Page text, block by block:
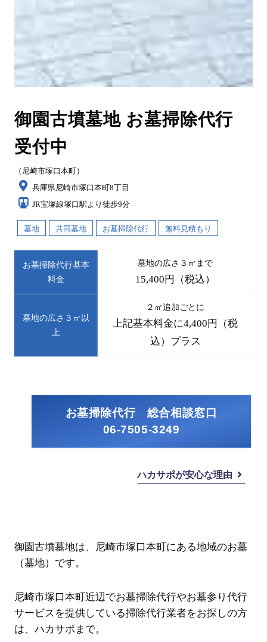
御園古墳墓地 お墓掃除代行
受付中
（尼崎市塚口本町）
兵庫県尼崎市塚口本町8丁目
JR宝塚線塚口駅より徒歩9分
墓地 共同墓地 お墓掃除代行 無料見積もり
お墓掃除代行基本
料金
墓地の広さ３㎡まで
15,400円（税込）
墓地の広さ３㎡以
上
２㎡追加ごとに
上記基本料金に4,400円（税
込）プラス
お墓掃除代行 総合相談窓口
06-7505-3249
ハカサポが安心な理由
御園古墳墓地は、尼崎市塚口本町にある地域のお墓
（墓地）です。
尼崎市塚口本町近辺でお墓掃除代行やお墓参り代行
サービスを提供している掃除代行業者をお探しの方
は、ハカサポまで。